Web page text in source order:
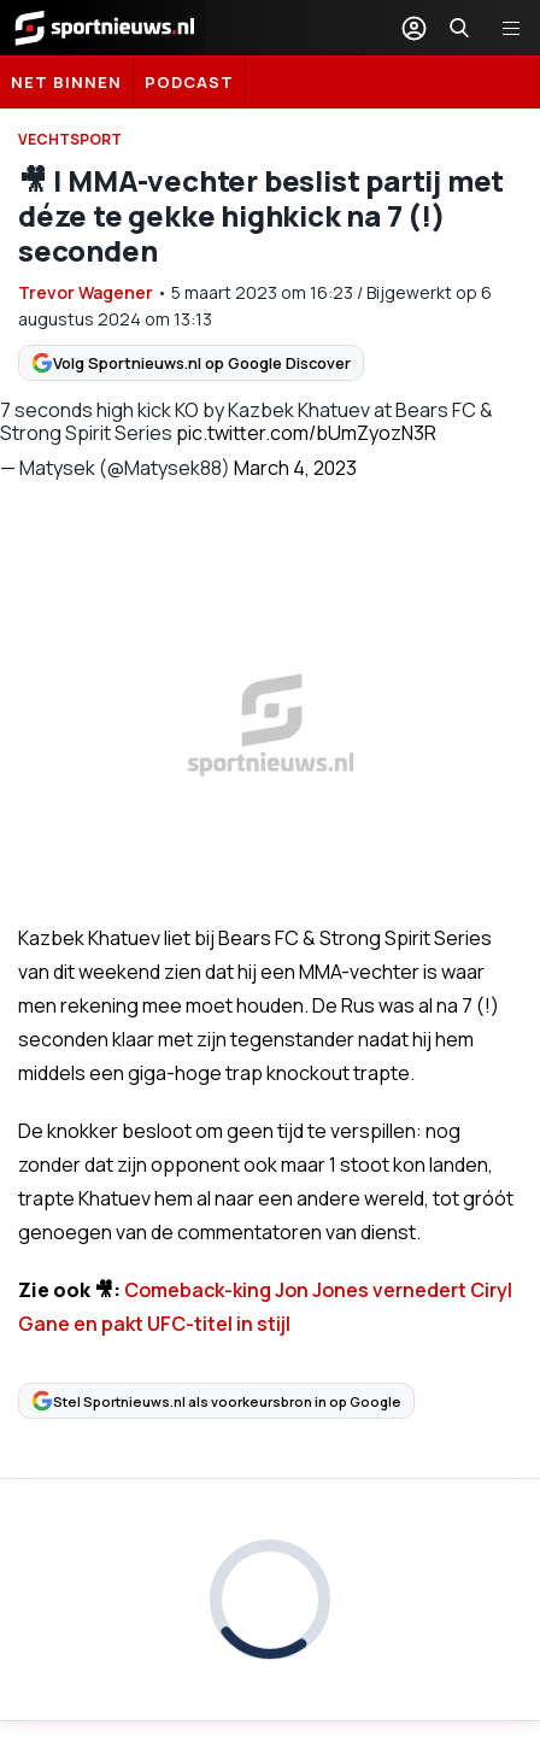
Sportnieuws.nl
NET BINNEN PODCAST
VECHTSPORT
🎥 | MMA-vechter beslist partij met
déze te gekke highkick na 7 (!)
seconden
Trevor Wagener • 5 maart 2023 om 16:23 /Bijgewerkt op 6
augustus 2024 om 13:13
Volg Sportnieuws.nl op Google Discover
7 seconds high kick KO by Kazbek Khatuev at Bears FC &
Strong Spirit Series pic.twitter.com/bUmZyozN3R
— Matysek (@Matysek88) March 4, 2023
Kazbek Khatuev liet bij Bears FC & Strong Spirit Series
van dit weekend zien dat hij een MMA-vechter is waar
men rekening mee moet houden. De Rus was al na 7 (!)
seconden klaar met zijn tegenstander nadat hij hem
middels een giga-hoge trap knockout trapte.
De knokker besloot om geen tijd te verspillen: nog
zonder dat zijn opponent ook maar 1 stoot kon landen,
trapte Khatuev hem al naar een andere wereld, tot gróót
genoegen van de commentatoren van dienst.
Zie ook 🎥: Comeback-king Jon Jones vernedert Ciryl
Gane en pakt UFC-titel in stijl
Stel Sportnieuws.nl als voorkeursbron in op Google